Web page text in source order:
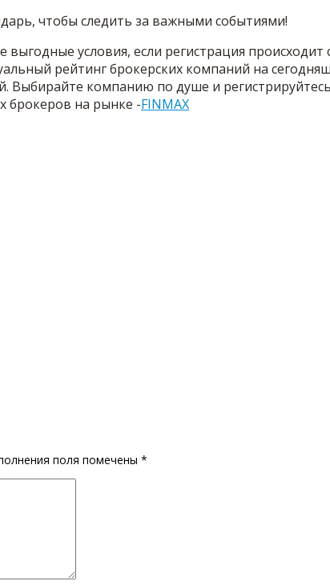
чтобы следить за важными событиями!
условия, если регистрация
рейтинг брокерских компаний на
Выбирайте компанию по душе и
брокеров на рынке -FINMAX
поля помечены *